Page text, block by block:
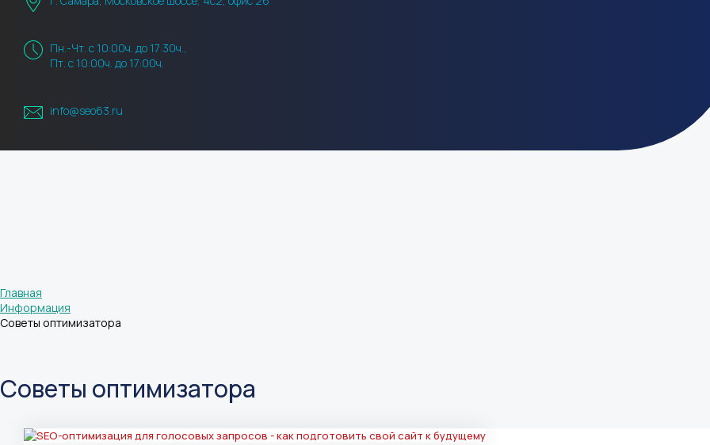
Пн.-Чт. с 10:00ч. до 17:30ч.,
Пт. с 10:00ч. до 17:00ч.
info@seo63.ru
Главная
Информация
Советы оптимизатора
Советы оптимизатора